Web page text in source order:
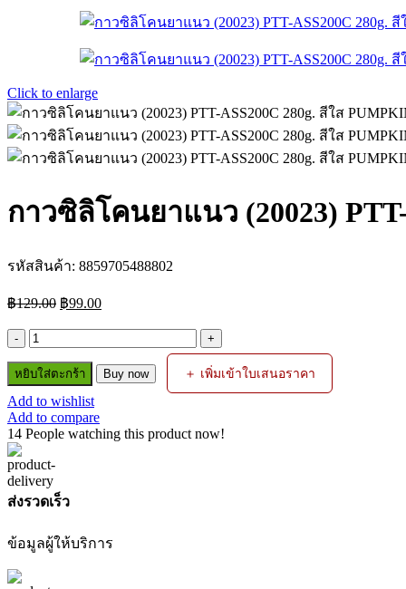
Click to enlarge
กาวซิลิโคนยาแนว (20023)
รหัสสินค้า: 8859705488802
฿129.00 Original
price
was:
฿129.00.
฿99.00Current
price
is:
฿99.00.
จำนวน
กาว
ซิ
ลิ
โคน
แนว
(20023)
PTT-
280g.
หยิบใส่ตะกร้า Buy now ＋ เพิ่มเข้าใบเสนอราคา
Add to wishlist
Add to compare
14 People watching this product now!
ส่งรวดเร็ว
ข้อมูลผู้ให้บริการ